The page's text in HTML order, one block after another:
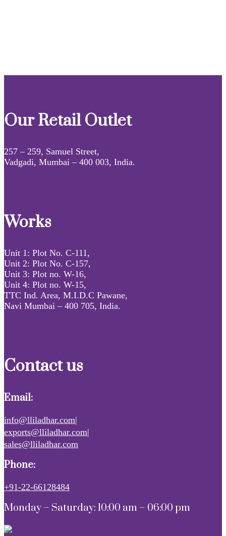
Our Retail Outlet
257 – 259, Samuel Street,
Vadgadi, Mumbai – 400 003, India.
Works
Unit 1: Plot No. C-111,
Unit 2: Plot No. C-157,
Unit 3: Plot no. W-16,
Unit 4: Plot no. W-15,
TTC Ind. Area, M.I.D.C Pawane,
Navi Mumbai – 400 705, India.
Contact us
Email:
info@lliladhar.com|
exports@lliladhar.com|
sales@lliladhar.com
Phone:
+91-22-66128484
Monday – Saturday: 10:00 am – 06:00 pm